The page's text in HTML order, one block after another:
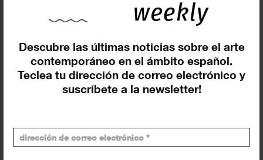
Descubre las últimas noticias sobre el arte
contemporáneo en el ámbito español.
Teclea tu dirección de correo electrónico y
suscríbete a la newsletter!
24 MAYO 2023